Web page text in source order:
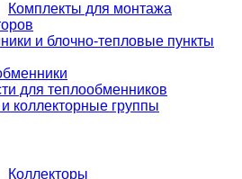
Комплекты для монтажа
и блочно-тепловые пункты
для теплообменников
коллекторные группы
Коллекторы